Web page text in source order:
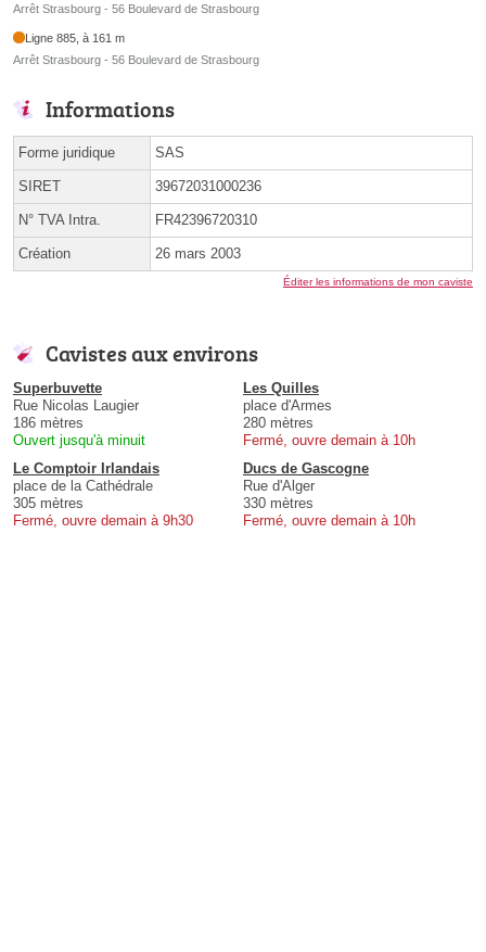
Arrêt Strasbourg - 56 Boulevard de Strasbourg
Ligne 885, à 161 m
Arrêt Strasbourg - 56 Boulevard de Strasbourg
Informations
Forme juridique SAS
SIRET 39672031000236
N° TVA Intra. FR42396720310
Création 26 mars 2003
Éditer les informations de mon caviste
Cavistes aux environs
Superbuvette
Rue Nicolas Laugier
186 mètres
Ouvert jusqu'à minuit
Les Quilles
place d'Armes
280 mètres
Fermé, ouvre demain à 10h
Le Comptoir Irlandais
place de la Cathédrale
305 mètres
Fermé, ouvre demain à 9h30
Ducs de Gascogne
Rue d'Alger
330 mètres
Fermé, ouvre demain à 10h